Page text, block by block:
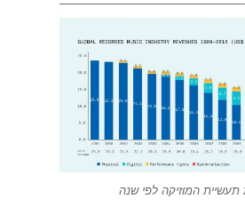
תעשיית המוזיקה לפי שנה